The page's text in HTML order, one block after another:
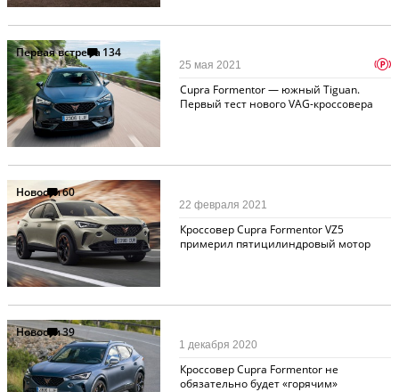
Первая встреча 134
Cupra Formentor — южный Tiguan.
Первый тест нового VAG-кроссовера
25 мая 2021 p
Новости60
Кроссовер Cupra Formentor VZ5
примерил пятицилиндровый мотор
22 февраля 2021
Новости39
Кроссовер Cupra Formentor не
обязательно будет «горячим»
1 декабря 2020